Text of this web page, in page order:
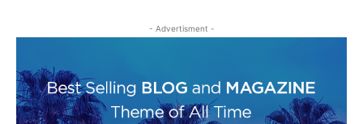
- Advertisment -